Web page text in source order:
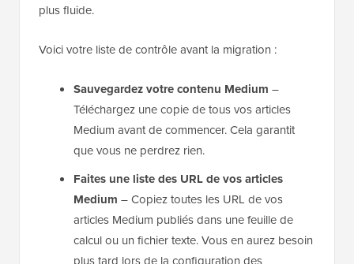
plus fluide.
Voici votre liste de contrôle avant la migration :
Sauvegardez votre contenu Medium –
Téléchargez une copie de tous vos articles
Medium avant de commencer. Cela garantit
que vous ne perdrez rien.
Faites une liste des URL de vos articles
Medium – Copiez toutes les URL de vos
articles Medium publiés dans une feuille de
calcul ou un fichier texte. Vous en aurez besoin